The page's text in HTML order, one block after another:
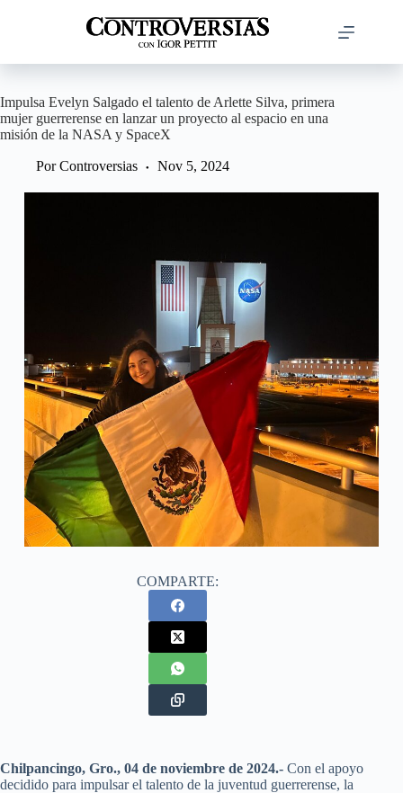
Impulsa Evelyn Salgado el talento de Arlette Silva, primera
mujer guerrerense en lanzar un proyecto al espacio en una
misión de la NASA y SpaceX
Por Controversias Nov 5, 2024
COMPARTE:
Chilpancingo, Gro., 04 de noviembre de 2024.- Con el apoyo
decidido para impulsar el talento de la juventud guerrerense, la